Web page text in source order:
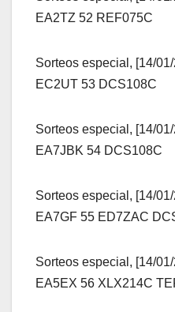
EA2TZ 52 REF075C
Sorteos especial, [14/
EC2UT 53 DCS108C
Sorteos especial, [14/
EA7JBK 54 DCS108C
Sorteos especial, [14/
EA7GF 55 ED7ZAC
Sorteos especial, [14/
EA5EX 56 XLX214C